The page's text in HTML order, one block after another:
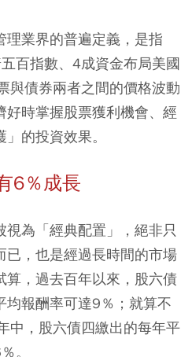
理業界的普遍定義，是指
百指數、4成資金布局美國
與債券兩者之間的價格波動
好時掌握股票獲利機會、經
的投資效果。
6％成長
為「經典配置」，絕非只
已，也是經過長時間的市場
算，過去百年以來，股六債
均報酬率可達9％；就算不
中，股六債四繳出的每年平
。